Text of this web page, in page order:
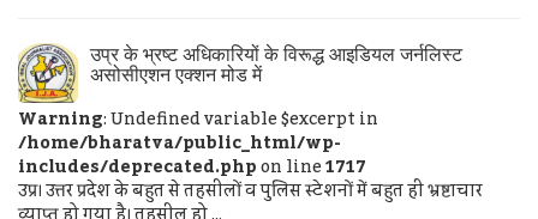
उप्र के भ्रष्ट अधिकारियों के विरूद्ध आइडियल जर्नलिस्ट
असोसीएशन एक्शन मोड में
Warning: Undefined variable $excerpt in
/home/bharatva/public_html/wp-
includes/deprecated.phpon line1717
उप्र। उत्तर प्रदेश के बहुत से तहसीलों व पुलिस स्टेशनों में बहुत ही भ्रष्टाचार